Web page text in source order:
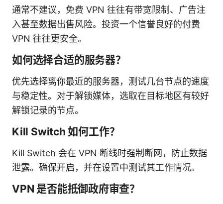
通常不建议，免费 VPN 往往有带宽限制、广告注
入甚至数据出售风险。投资一个信誉良好的付费
VPN 往往更安全。
如何选择合适的服务器？
优先选择离你最近的服务器，测试几台节点的速度
与稳定性。对于解锁媒体，选取在目标地区有较好
解锁记录的节点。
Kill Switch 如何工作？
Kill Switch 会在 VPN 断线时强制断网，防止数据
泄露。确保开启，并在设置中测试其工作情况。
VPN 是否能抵御政府审查？